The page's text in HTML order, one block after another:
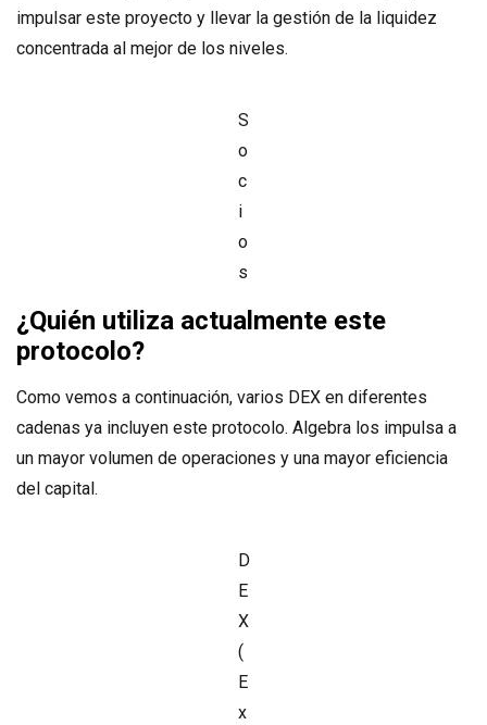
impulsar este proyecto y llevar la gestión de la liquidez
concentrada al mejor de los niveles.
S
o
c
i
o
s
¿Quién utiliza actualmente este
protocolo?
Como vemos a continuación, varios DEX en diferentes
cadenas ya incluyen este protocolo. Algebra los impulsa a
un mayor volumen de operaciones y una mayor eficiencia
del capital.
D
E
X
(
E
x